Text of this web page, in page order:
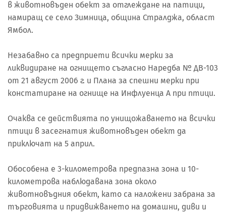
в животновъден обект за отглеждане на патици,
намиращ се село Зимница, община Стралджа, област
Ямбол.
Незабавно са предприети всички мерки за
ликвидиране на огнището съгласно Наредба № ДВ-103
от 21 август 2006 г. и Плана за спешни мерки при
констатиране на огнище на Инфлуенца А при птици.
Очаква се действията по унищожаването на всички
птици в засегнатия животновъден обект да
приключат на 5 април.
Обособена е 3-километрова предпазна зона и 10-
километрова наблюдавана зона около
животновъдния обект, като са наложени забрана за
търговията и придвижването на домашни, диви и